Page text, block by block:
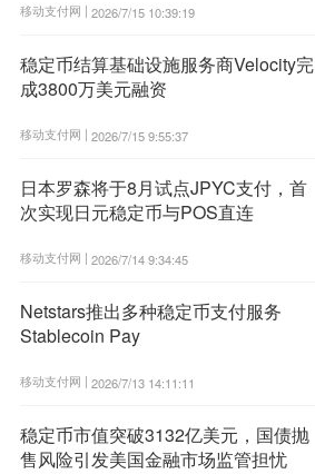
移动支付网 | 2026/7/15 10:39:19
稳定币结算基础设施服务商Velocity完
成3800万美元融资
移动支付网 | 2026/7/15 9:55:37
日本罗森将于8月试点JPYC支付，首
次实现日元稳定币与POS直连
移动支付网 | 2026/7/14 9:34:45
Netstars推出多种稳定币支付服务
Stablecoin Pay
移动支付网 | 2026/7/13 14:11:11
稳定币市值突破3132亿美元，国债抛
售风险引发美国金融市场监管担忧